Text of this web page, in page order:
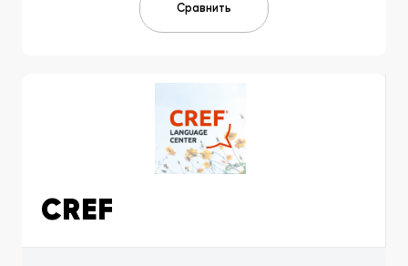
Сравнить
CREF